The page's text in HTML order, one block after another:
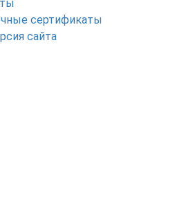
сертификаты
сайта